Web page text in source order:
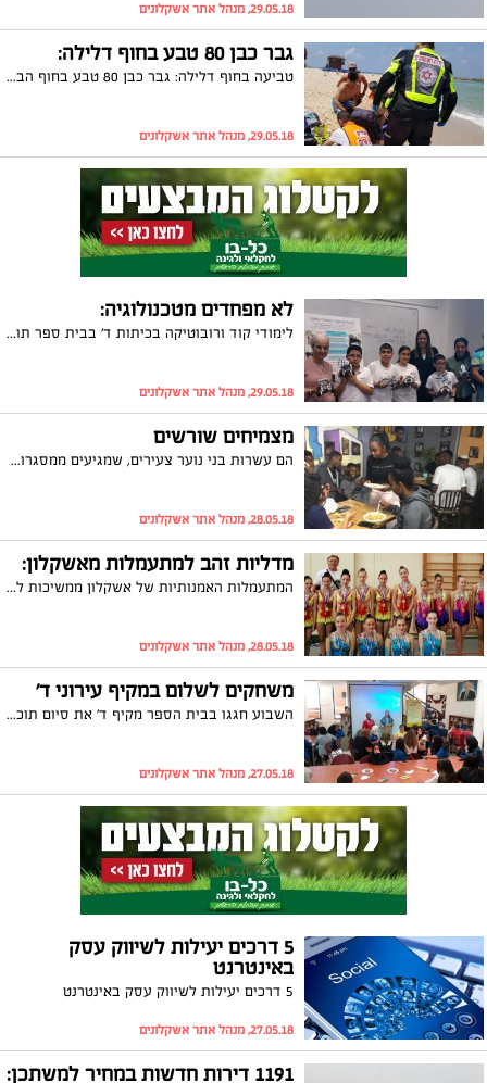
29.05.18, מנהל אתר אשקלונים
גבר כבן 80 טבע בחוף דלילה:
טביעה בחוף דלילה: גבר כבן 80 טבע בחוף הבוקר (שלישי). צוותים של מד"א ביצעו בו פעולות החייאה ופינו אותו לבית החולים ברזילי
29.05.18, מנהל אתר אשקלונים
לא מפחדים מטכנולוגיה:
לימודי קוד ורובוטיקה בכיתות ד' בבית ספר תורני למדעים: במסגרת כנס תקשוב הציגו התלמידים את היכולות הטכנולוגיות שלהם ואת התוצרים שהכינו
29.05.18, מנהל אתר אשקלונים
מצמיחים שורשים
הם עשרות בני נוער צעירים, שמגיעים ממסגרות לימודיות שונות, עם תחביבים שונים, אבל רצון משותף אחד, לטוס ביחד לטיול שורשים באתיופיה, ללמוד ולהעמיק קצת יותר על המקום ממנו באו. לשם כך, הם הקימו חממה מופלאה למכירת אדניות מעשה ידם, שטומנת בתוכה בית קפה חברתי אליו הקהילה שמסביב גולשת, כדי לשבת במקום שקט, להינות מהשלווה ולהיקסם מהאווירה. החממה ובית הקפה שבתוכו, מופעלים על ידי נוער מרכז נשר של עמותת פידל והם הפכו לאי של יופי בלב שכונה באשקלון
28.05.18, מנהל אתר אשקלונים
מדליות זהב למתעמלות מאשקלון:
המתעמלות האמנותיות של אשקלון ממשיכות להוביל ולקטוף מדליות: בשתי תחרויות שהתקיימו השבוע קטפו המתעמלות 6 מדליות זהב
28.05.18, מנהל אתר אשקלונים
משחקים לשלום במקיף עירוני ד'
השבוע חגגו בבית הספר מקיף ד' את סיום תוכנית "משחקים לשלום" "PLAY TO TALK"- ואת קבלת הפרס לפיתוח יוזמה חברתית ע"ש חנה שטורפר-נאור מטעם מכון "מופת". במסגרת הפרויקט התקיים שיתוף פעולה פורה בין תלמידים, מורים ומנהלים משני בתי ספר: מקיף עירוני ד' וחטיבת "אל ראזי" שברהט במגזר הבדואי
27.05.18, מנהל אתר אשקלונים
5 דרכים יעילות לשיווק עסק
באינטרנט
5 דרכים יעילות לשיווק עסק באינטרנט
27.05.18, מנהל אתר אשקלונים
1191 דירות חדשות במחיר למשתכן: